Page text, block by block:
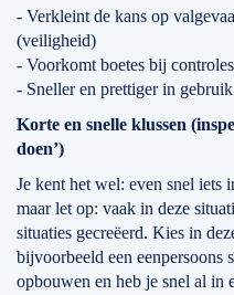
- Verkleint de kans op
(veiligheid)
- Voorkomt boetes bij controles
- Sneller en prettiger in gebruik
Korte en snelle klussen
doen’)
Je kent het wel: even snel iets
maar let op: vaak in deze
situaties gecreëerd. Kies in
bijvoorbeeld een eenpersoons
opbouwen en heb je snel al in